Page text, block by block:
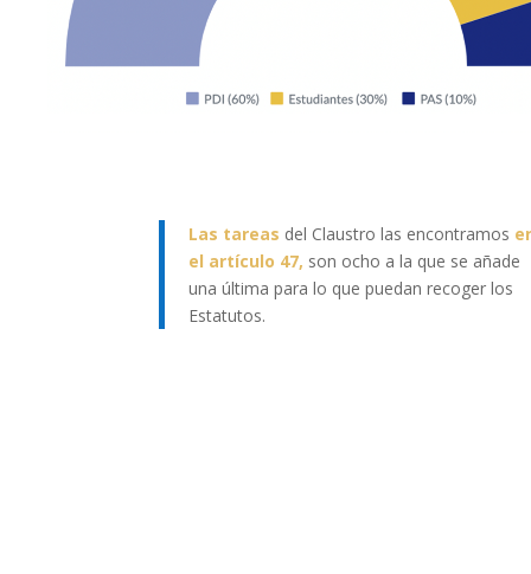
Las tareas del Claustro las encontramos
el artículo 47, son ocho a la que se añade
una última para lo que puedan recoger los
Estatutos.